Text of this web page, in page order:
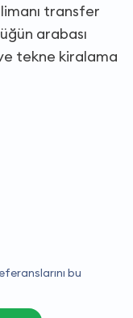
transfer
arabası
tekne kiralama
bu